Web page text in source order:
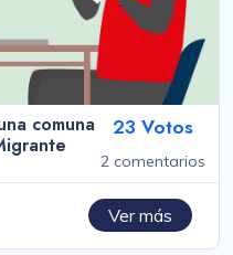
comuna
23 Votos
2 comentarios
Ver más